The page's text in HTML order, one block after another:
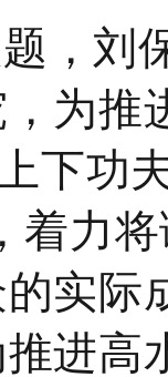
，刘
为推
下功
着力
实际
进高